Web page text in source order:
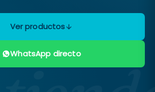
Ver productos
WhatsApp directo